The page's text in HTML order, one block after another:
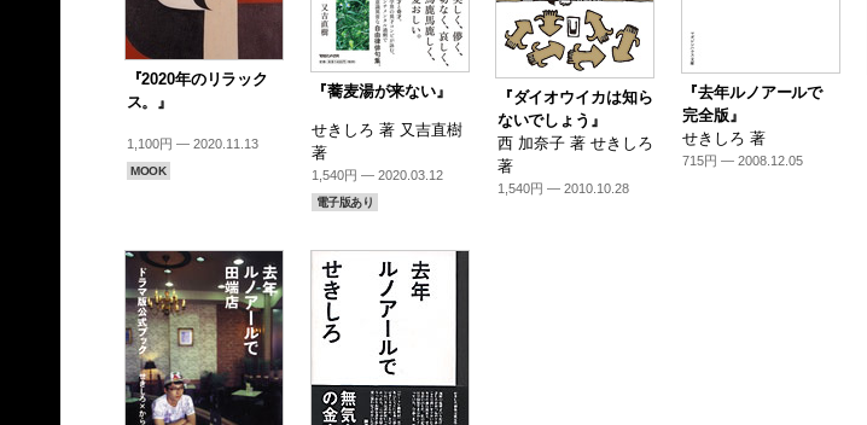
『2020年のリラック
ス。』
1,100円 — 2020.11.13
MOOK
『蕎麦湯が来ない』
せきしろ 著 又吉直樹
著
1,540円 — 2020.03.12
電子版あり
『ダイオウイカは知ら
ないでしょう』
西 加奈子 著 せきしろ
著
1,540円 — 2010.10.28
『去年ルノアールで
完全版』
せきしろ 著
715円 — 2008.12.05